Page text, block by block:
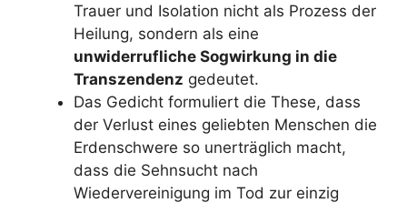
Trauer und Isolation nicht als Prozess der
Heilung, sondern als eine
unwiderrufliche Sogwirkung in die
Transzendenz gedeutet.
Das Gedicht formuliert die These, dass
der Verlust eines geliebten Menschen die
Erdenschwere so unerträglich macht,
dass die Sehnsucht nach
Wiedervereinigung im Tod zur einzig